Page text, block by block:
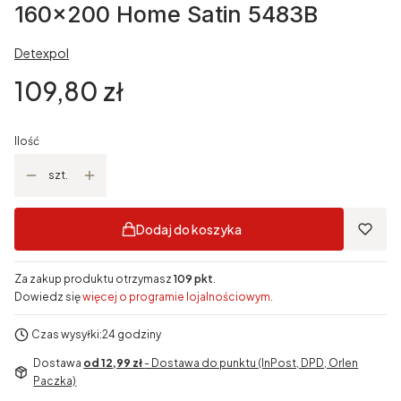
160x200 Home Satin 5483B
Detexpol
Cena
109,80 zł
Ilość
szt.
Dodaj do koszyka
Za zakup produktu otrzymasz 109 pkt.
Dowiedz sięwięcej o programie lojalnościowym.
Czas wysyłki:24 godziny
Dostawa od 12,99 zł - Dostawa do punktu (InPost, DPD, Orlen
Paczka)